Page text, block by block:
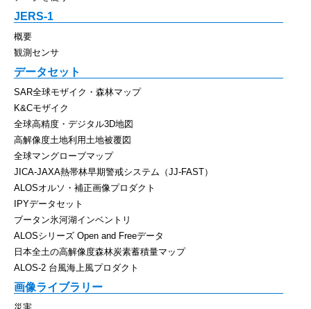
JERS-1
概要
観測センサ
データセット
SAR全球モザイク・森林マップ
K&Cモザイク
全球高精度・デジタル3D地図
高解像度土地利用土地被覆図
全球マングローブマップ
JICA-JAXA熱帯林早期警戒システム（JJ-FAST）
ALOSオルソ・補正画像プロダクト
IPYデータセット
ブータン氷河湖インベントリ
ALOSシリーズ Open and Freeデータ
日本全土の高解像度森林炭素蓄積量マップ
ALOS-2 台風海上風プロダクト
画像ライブラリー